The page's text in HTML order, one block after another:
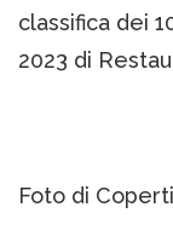
classifica dei
2023 di
Foto di